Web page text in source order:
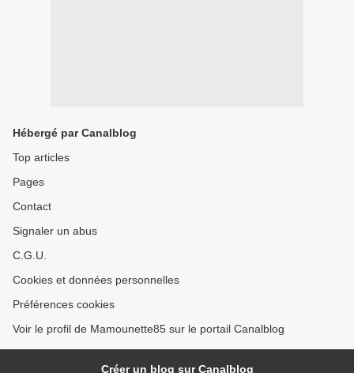
Hébergé par Canalblog
Top articles
Pages
Contact
Signaler un abus
C.G.U.
Cookies et données personnelles
Préférences cookies
Voir le profil de Mamounette85 sur le portail Canalblog
Créer un blog sur Canalblog